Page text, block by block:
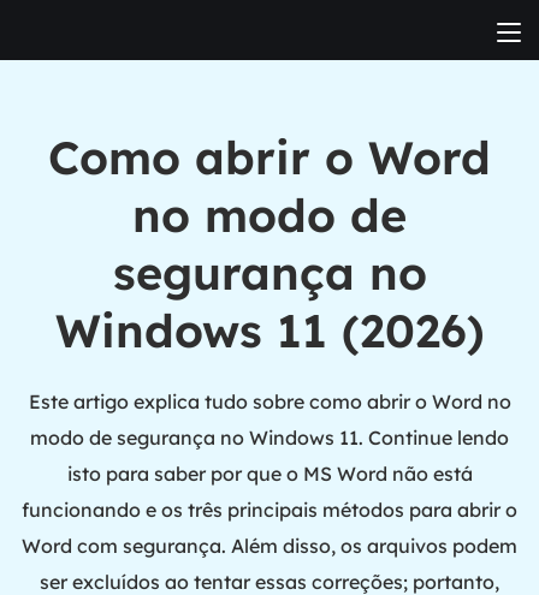
Como abrir o Word
no modo de
segurança no
Windows 11 (2026)
Este artigo explica tudo sobre como abrir o Word no
modo de segurança no Windows 11. Continue lendo
isto para saber por que o MS Word não está
funcionando e os três principais métodos para abrir o
Word com segurança. Além disso, os arquivos podem
ser excluídos ao tentar essas correções; portanto,